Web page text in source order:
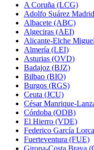
A Coruña (LCG)
Adolfo Suárez
Albacete (ABC)
Algeciras (AEI)
Alicante-Elche
Almería (LEI)
Asturias (OVD)
Badajoz (BJZ)
Bilbao (BIO)
Burgos (RGS)
Ceuta (JCU)
César Manrique-
Córdoba (ODB)
El Hierro (VDE)
Federico García
Fuerteventura (FUE)
Girona-Costa Brava